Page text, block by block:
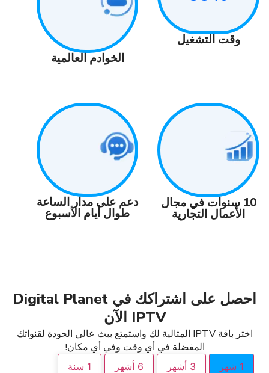
التشغيل
الخوادم العالمية
في مجال
التجارية
دعم على مدار الساعة
طوال أيام الأسبوع
احصل على اشتراكك في Digital Planet
اختر باقة IPTV المثالية لك واستمتع ببث عالي الجودة لقنواتك
المفضلة في أي وقت وفي أي مكان!
3 أشهر 6 أشهر 1 سنة